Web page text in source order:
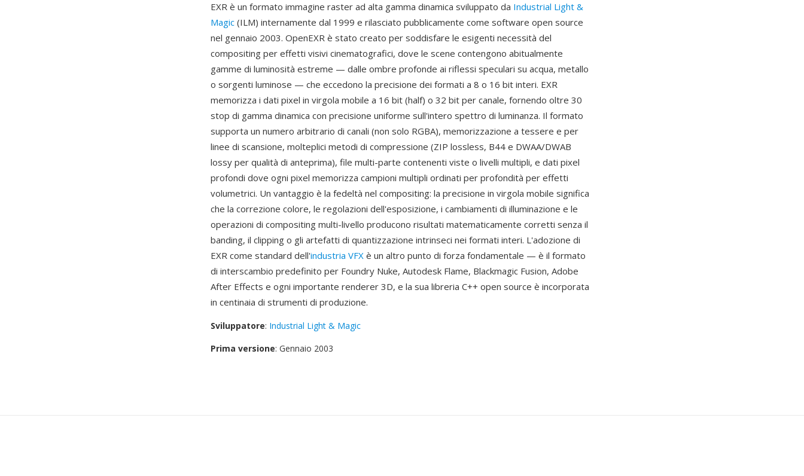
EXR è un formato immagine raster ad alta gamma dinamica sviluppato da Industrial Light &
Magic (ILM) internamente dal 1999 e rilasciato pubblicamente come software open source
nel gennaio 2003. OpenEXR è stato creato per soddisfare le esigenti necessità del
compositing per effetti visivi cinematografici, dove le scene contengono abitualmente
gamme di luminosità estreme — dalle ombre profonde ai riflessi speculari su acqua, metallo
o sorgenti luminose — che eccedono la precisione dei formati a 8 o 16 bit interi. EXR
memorizza i dati pixel in virgola mobile a 16 bit (half) o 32 bit per canale, fornendo oltre 30
stop di gamma dinamica con precisione uniforme sull'intero spettro di luminanza. Il formato
supporta un numero arbitrario di canali (non solo RGBA), memorizzazione a tessere e per
linee di scansione, molteplici metodi di compressione (ZIP lossless, B44 e DWAA/DWAB
lossy per qualità di anteprima), file multi-parte contenenti viste o livelli multipli, e dati pixel
profondi dove ogni pixel memorizza campioni multipli ordinati per profondità per effetti
volumetrici. Un vantaggio è la fedeltà nel compositing: la precisione in virgola mobile significa
che la correzione colore, le regolazioni dell'esposizione, i cambiamenti di illuminazione e le
operazioni di compositing multi-livello producono risultati matematicamente corretti senza il
banding, il clipping o gli artefatti di quantizzazione intrinseci nei formati interi. L'adozione di
EXR come standard dell'industria VFX è un altro punto di forza fondamentale — è il formato
di interscambio predefinito per Foundry Nuke, Autodesk Flame, Blackmagic Fusion, Adobe
After Effects e ogni importante renderer 3D, e la sua libreria C++ open source è incorporata
in centinaia di strumenti di produzione.
Sviluppatore: Industrial Light & Magic
Prima versione: Gennaio 2003